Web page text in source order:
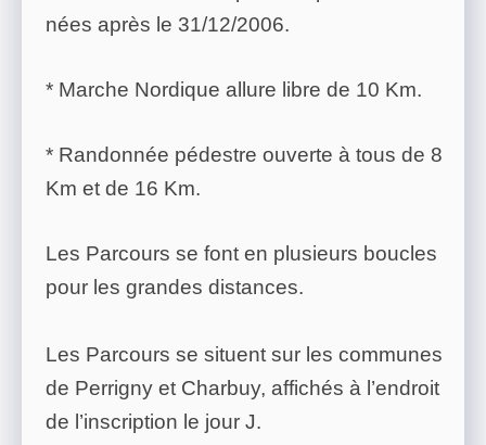
nées après le 31/12/2006.
* Marche Nordique allure libre de 10 Km.
* Randonnée pédestre ouverte à tous de 8
Km et de 16 Km.
Les Parcours se font en plusieurs boucles
pour les grandes distances.
Les Parcours se situent sur les communes
de Perrigny et Charbuy, affichés à l’endroit
de l’inscription le jour J.